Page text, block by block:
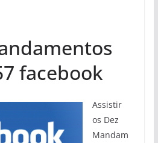
facebook
Assistir
os Dez
Mandam